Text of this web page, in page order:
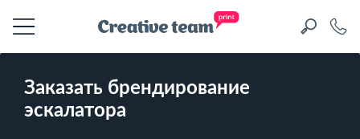
Заказать брендирование
эскалатора